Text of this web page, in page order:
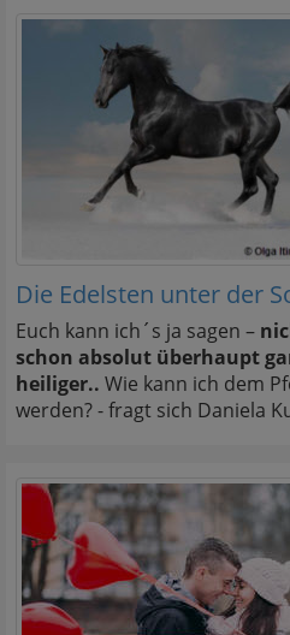
Die Edelsten unter der
Euch kann ich´s ja sagen –
schon absolut überhaupt
heiliger.. Wie kann ich dem
werden? - fragt sich Daniela